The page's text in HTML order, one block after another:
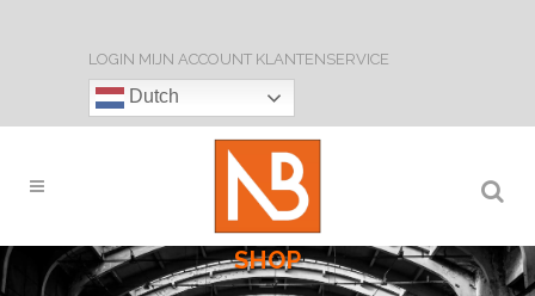
LOGIN MIJN ACCOUNT KLANTENSERVICE
Dutch
SHOP